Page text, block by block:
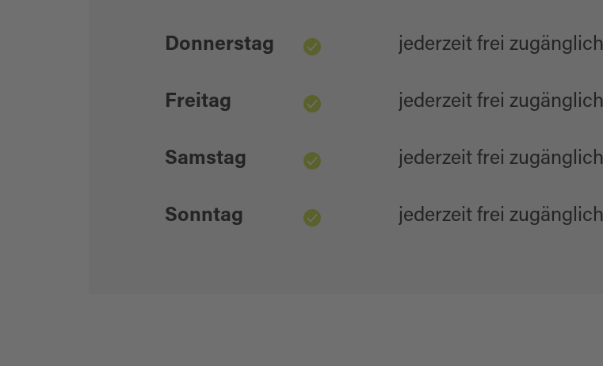
Donnerstag jederzeit frei zugänglich
Freitag jederzeit frei zugänglich
Samstag jederzeit frei zugänglich
Sonntag jederzeit frei zugänglich